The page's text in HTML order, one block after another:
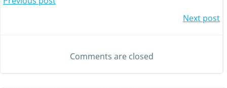
Next post
Comments are closed